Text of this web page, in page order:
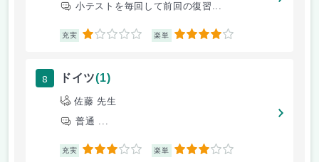
小テストを毎回して前回の復習...
充実 1 楽単 4
8 ドイツ(1)
佐藤 先生
普通 ...
充実 3 楽単 3